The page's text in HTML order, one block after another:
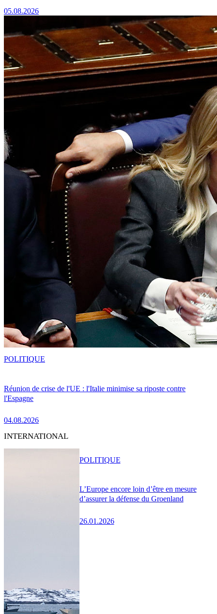
05.08.2026
Réunion de crise de l'UE : l'Italie minimise sa riposte contre
l'Espagne
04.08.2026
POLITIQUE
INTERNATIONAL
L’Europe encore loin d’être en mesure
d’assurer la défense du Groenland
26.01.2026
POLITIQUE